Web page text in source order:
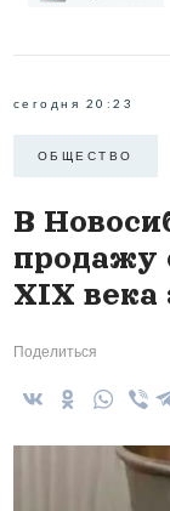
сегодня 20:23
ОБЩЕСТВО
В
продажу
XIX века
Поделиться